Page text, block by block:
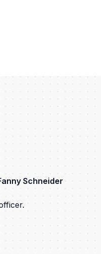
Schneider